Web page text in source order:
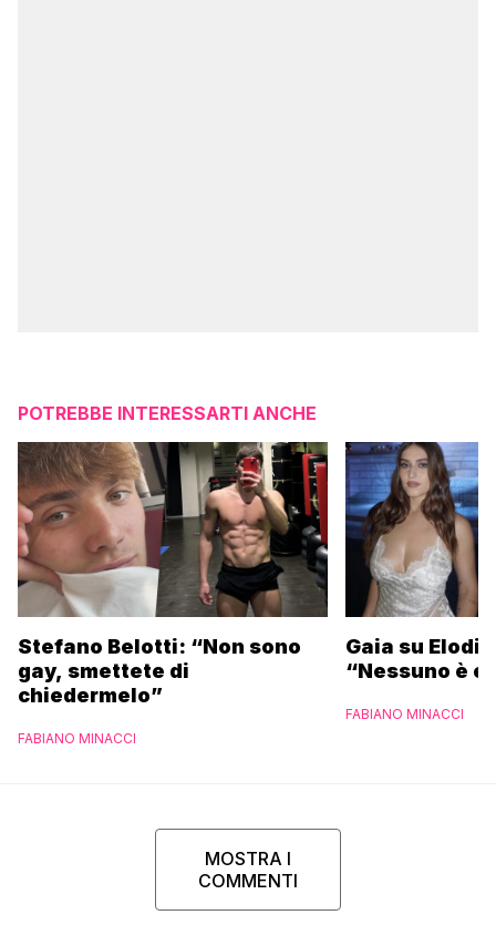
POTREBBE INTERESSARTI ANCHE
Stefano Belotti: “Non sono
gay, smettete di
chiedermelo”
FABIANO MINACCI
Gaia su
“Nessuno è
FABIANO MINACCI
MOSTRA I
COMMENTI